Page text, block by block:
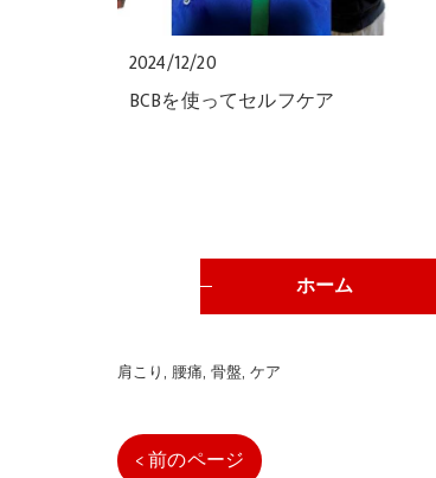
2024/12/20
BCBを使ってセルフケア
ホーム
肩こり 腰痛 骨盤 ケア
< 前のページ